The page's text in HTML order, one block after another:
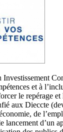
Investissement
et à
le repérage
aux Dieccte
de
lancement d’un